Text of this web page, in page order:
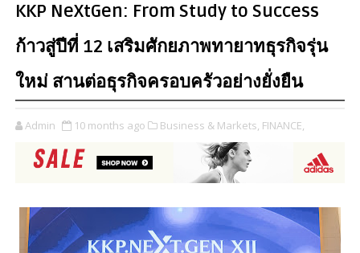
KKP NeXtGen: From Study to Success
ก้าวสู่ปีที่ 12 เสริมศักยภาพทายาทธุรกิจรุ่น
ใหม่ สานต่อธุรกิจครอบครัวอย่างยั่งยืน
Admin 10 months ago Business & Markets, FINANCE,